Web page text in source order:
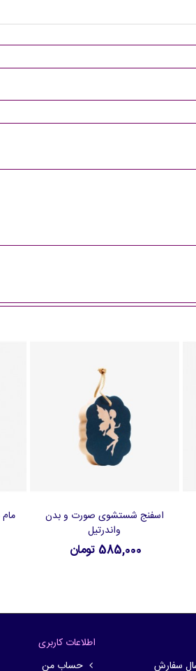
افزودن به سبد خرید
اسفنج شستشوی صورت و بدن
واندرتیل
585,000 تومان
سفارش
اطلاعات کاربری
حساب من